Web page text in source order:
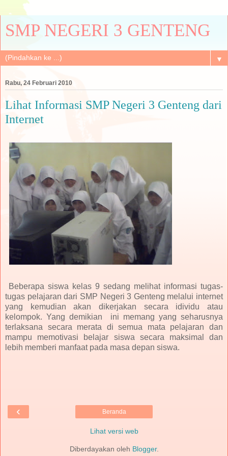
SMP NEGERI 3 GENTENG
▼
Rabu, 24 Februari 2010
Lihat Informasi SMP Negeri 3 Genteng dari
Internet
Beberapa siswa kelas 9 sedang melihat informasi tugas-
tugas pelajaran dari SMP Negeri 3 Genteng melalui internet
yang kemudian akan dikerjakan secara idividu atau
kelompok. Yang demikian ini memang yang seharusnya
terlaksana secara merata di semua mata pelajaran dan
mampu memotivasi belajar siswa secara maksimal dan
lebih memberi manfaat pada masa depan siswa.
‹ Beranda
Lihat versi web
Diberdayakan oleh Blogger.